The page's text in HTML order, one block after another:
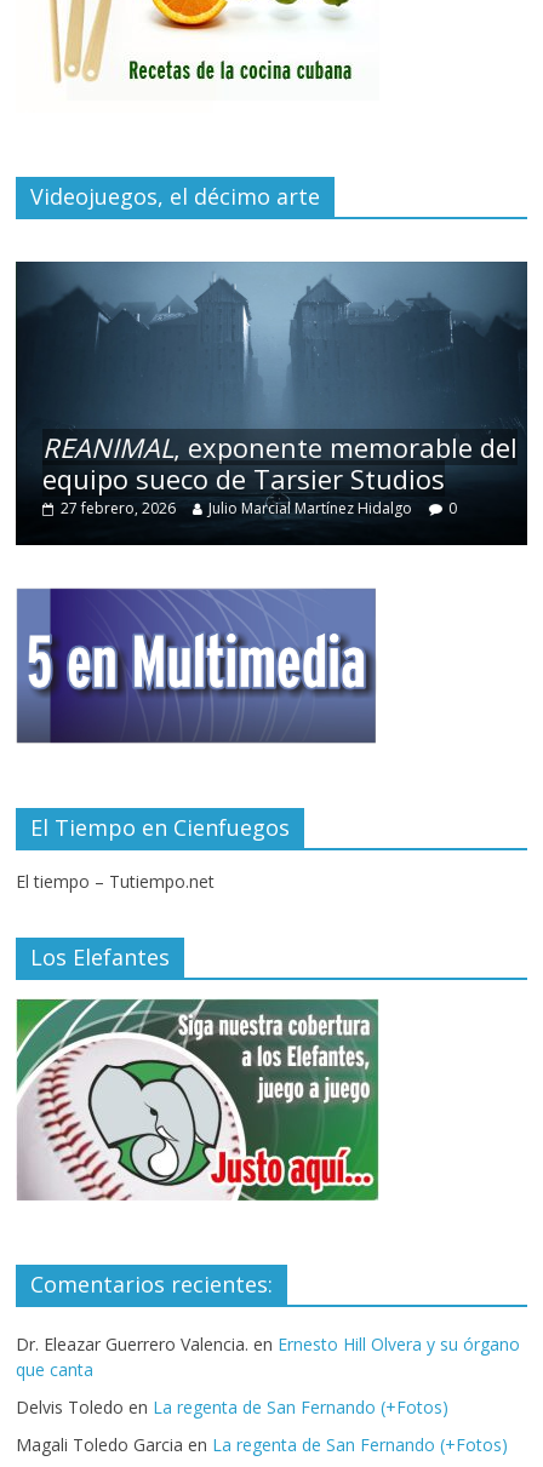
Videojuegos, el décimo arte
REANIMAL, exponente memorable del
equipo sueco de Tarsier Studios
27 febrero, 2026 Julio Marcial Martínez Hidalgo 0
El Tiempo en Cienfuegos
El tiempo – Tutiempo.net
Los Elefantes
Comentarios recientes:
Dr. Eleazar Guerrero Valencia. en Ernesto Hill Olvera y su órgano
que canta
Delvis Toledo en La regenta de San Fernando (+Fotos)
Magali Toledo Garcia en La regenta de San Fernando (+Fotos)